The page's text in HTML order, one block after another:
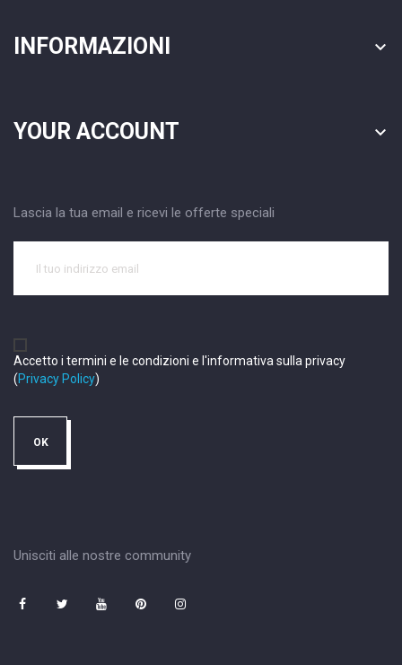
INFORMAZIONI 
YOUR ACCOUNT 
Lascia la tua email e ricevi le offerte speciali
Accetto i termini e le condizioni e l'informativa sulla privacy
(Privacy Policy)
Unisciti alle nostre community